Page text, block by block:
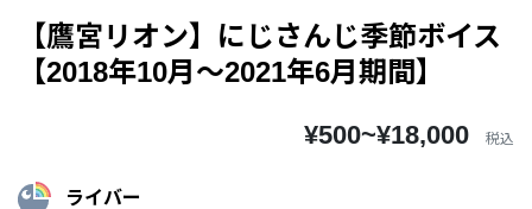
【鷹宮リオン】にじさんじ季節ボイス
【2018年10月～2021年6月期間】
¥500~¥18,000 税込
ライバー